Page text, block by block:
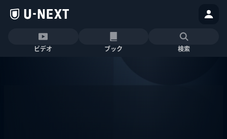
ビデオ ブック 検索